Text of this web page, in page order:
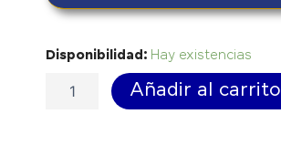
Disponibilidad: Hay existencias
Regulador
cantidad
Añadir al carrito